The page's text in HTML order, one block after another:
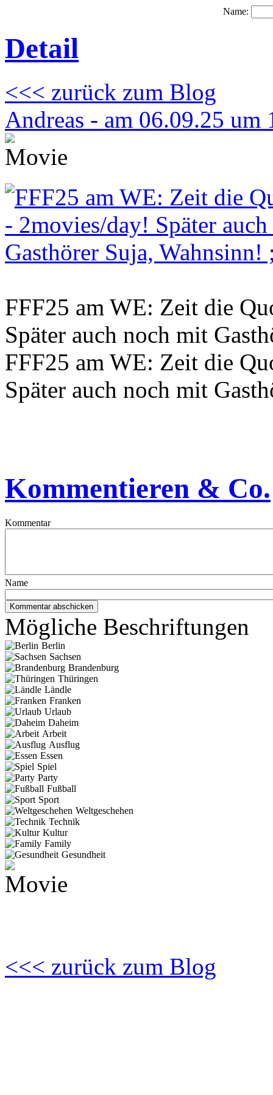
Name:
Detail
<<< zurück zum Blog
Andreas - am 06.09.25
FFF25 am WE: Zeit die
Später auch noch mit
FFF25 am WE: Zeit die
Später auch noch mit
Kommentieren & Co.
Kommentar
Name
Mögliche Beschriftungen
Berlin
Sachsen
Brandenburg
Thüringen
Ländle
Franken
Urlaub
Daheim
Arbeit
Ausflug
Essen
Spiel
Party
Fußball
Sport
Weltgeschehen
Technik
Kultur
Family
Gesundheit
<<< zurück zum Blog